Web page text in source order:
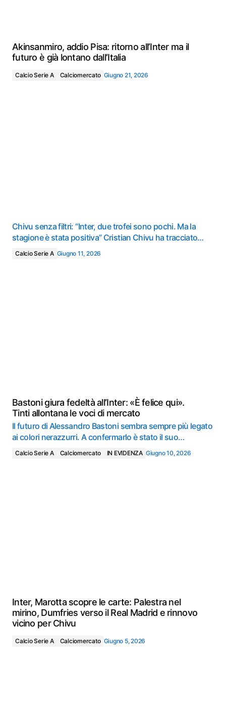
Akinsanmiro, addio Pisa: ritorno all’Inter ma il
futuro è già lontano dall’Italia
Calcio Serie A Calciomercato Giugno 21, 2026
Chivu senza filtri: “Inter, due trofei sono pochi. Ma la
stagione è stata positiva” Cristian Chivu ha tracciato…
Calcio Serie A Giugno 11, 2026
Bastoni giura fedeltà all’Inter: «È felice qui».
Tinti allontana le voci di mercato
Il futuro di Alessandro Bastoni sembra sempre più legato
ai colori nerazzurri. A confermarlo è stato il suo…
Calcio Serie A Calciomercato IN EVIDENZA Giugno 10, 2026
Inter, Marotta scopre le carte: Palestra nel
mirino, Dumfries verso il Real Madrid e rinnovo
vicino per Chivu
Calcio Serie A Calciomercato Giugno 5, 2026